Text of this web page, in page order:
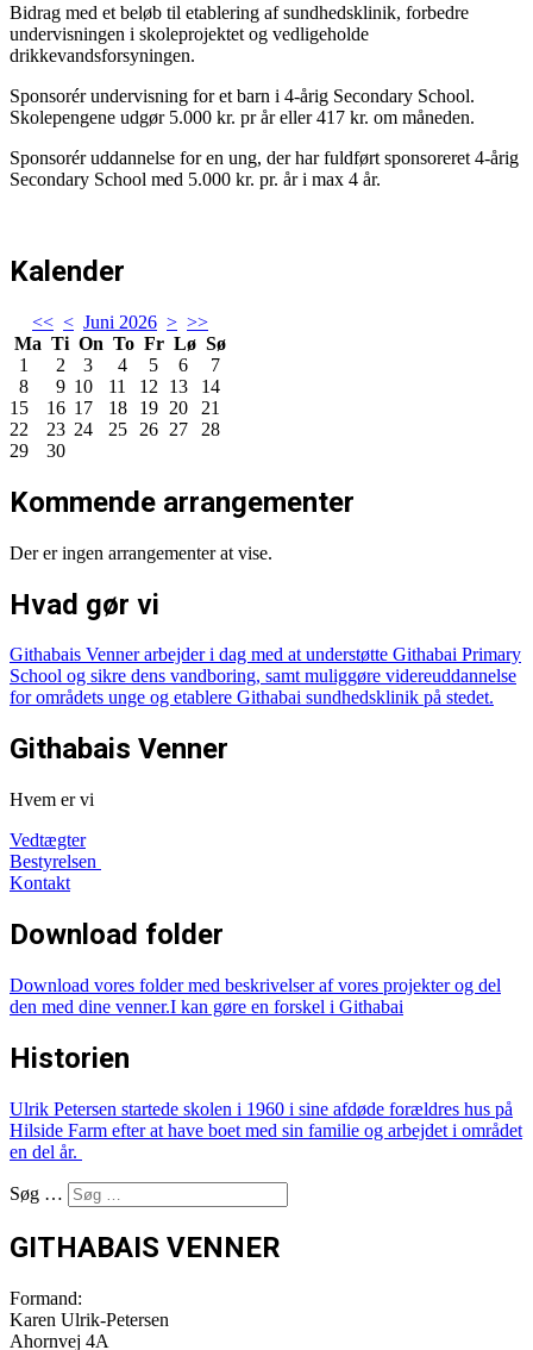
Bidrag med et beløb til etablering af sundhedsklinik, forbedre
undervisningen i skoleprojektet og vedligeholde
drikkevandsforsyningen.
Sponsorér undervisning for et barn i 4-årig Secondary School.
Skolepengene udgør 5.000 kr. pr år eller 417 kr. om måneden.
Sponsorér uddannelse for en ung, der har fuldført sponsoreret 4-årig
Secondary School med 5.000 kr. pr. år i max 4 år.
Kalender
<< < Juni 2026 > >>
Ma Ti On To Fr Lø Sø
1
2 3 4 5 6
7
8
9 10 11 12 13
14
15
16 17 18 19 20
21
22
23 24 25 26 27
28
29
30
Kommende arrangementer
Der er ingen arrangementer at vise.
Hvad gør vi
Githabais Venner arbejder i dag med at understøtte Githabai Primary
School og sikre dens vandboring, samt muliggøre videreuddannelse
for områdets unge og etablere Githabai sundhedsklinik på stedet.
Githabais Venner
Hvem er vi
Vedtægter
Bestyrelsen
Kontakt
Download folder
Download vores folder med beskrivelser af vores projekterog del
den med dine venner.I kan gøre en forskel i Githabai
Historien
Ulrik Petersen startede skolen i 1960 i sine afdøde forældres hus på
Hilside Farm efter at have boet med sin familie og arbejdet i området
en del år.
Søg …
GITHABAIS VENNER
Formand:
Karen Ulrik-Petersen
Ahornvej 4A